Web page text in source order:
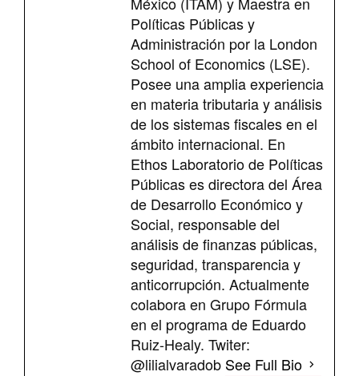
Políticas Públicas y
Administración por la London
School of Economics (LSE).
Posee una amplia experiencia
en materia tributaria y análisis
de los sistemas fiscales en el
ámbito internacional. En
Ethos Laboratorio de Políticas
Públicas es directora del Área
de Desarrollo Económico y
Social, responsable del
análisis de finanzas públicas,
seguridad, transparencia y
anticorrupción. Actualmente
colabora en Grupo Fórmula
en el programa de Eduardo
Ruiz-Healy. Twiter:
@lilialvaradob See Full Bio